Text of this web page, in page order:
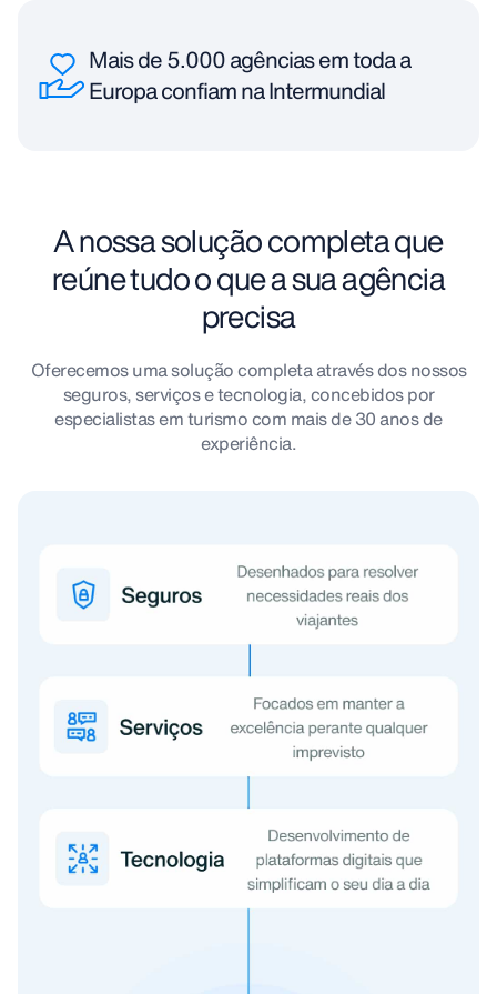
Mais de 5.000 agências em toda a
Europa confiam na Intermundial
A nossa solução completa que
reúne tudo o que a sua agência
precisa
Oferecemos uma solução completa através dos nossos
seguros, serviços e tecnologia, concebidos por
especialistas em turismo com mais de 30 anos de
experiência.